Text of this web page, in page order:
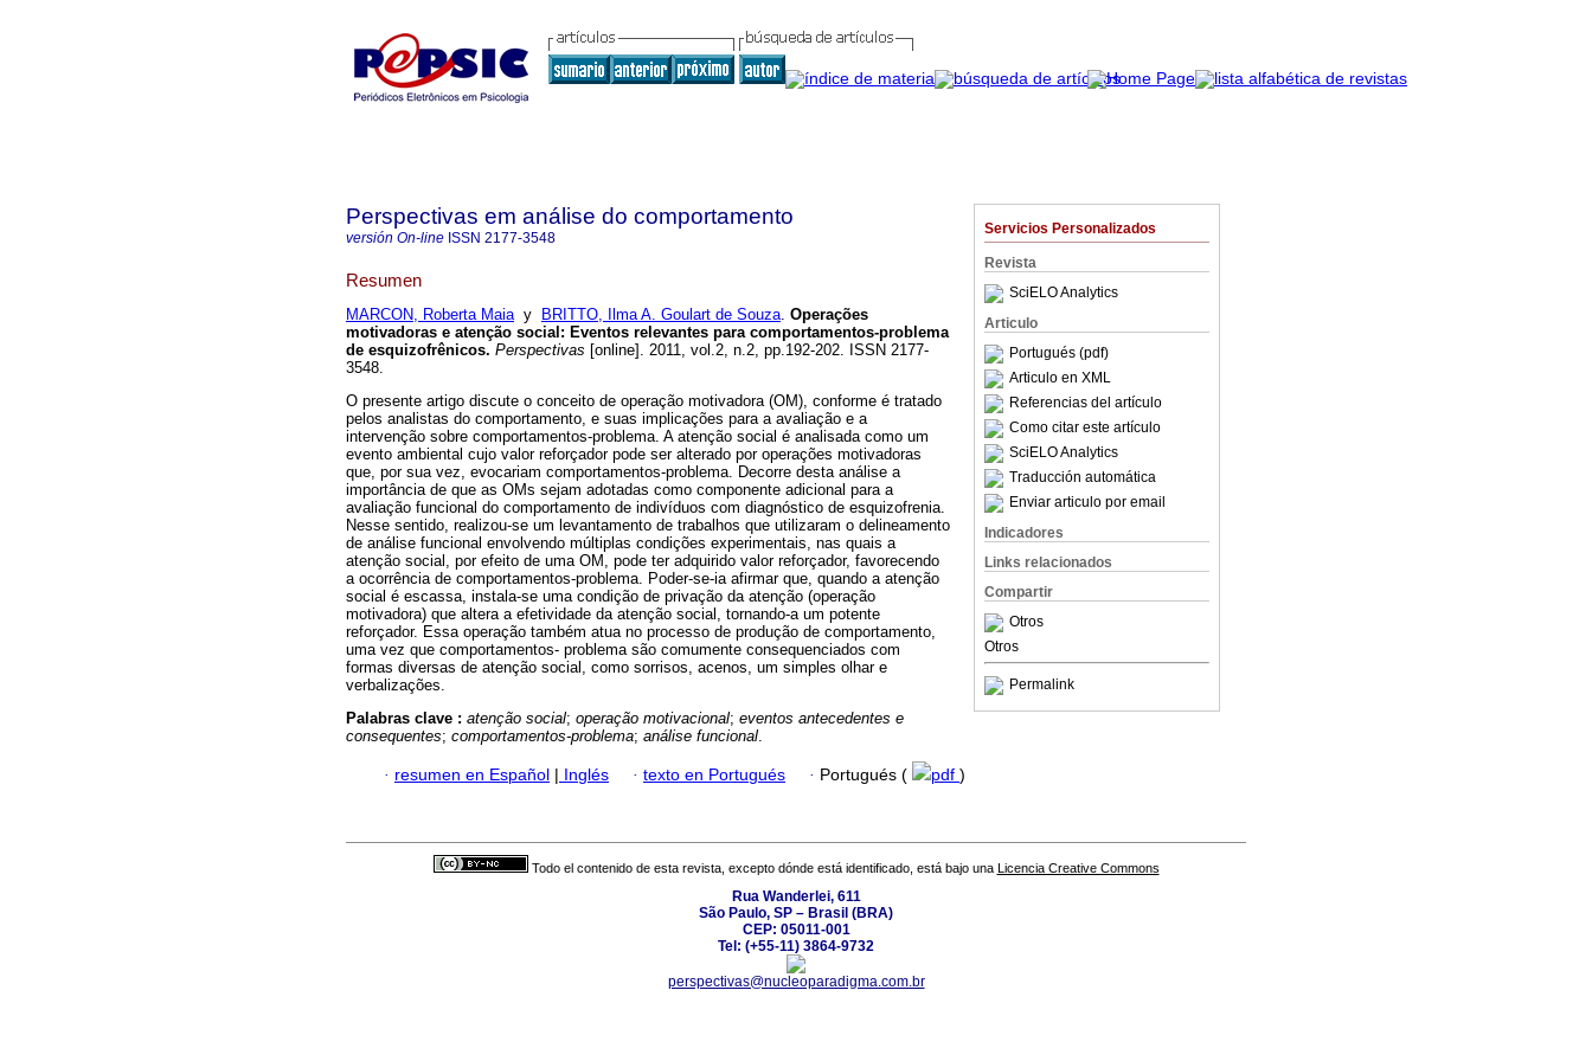
Servicios Personalizados
Revista
SciELO Analytics
Articulo
Portugués (pdf)
Articulo en XML
Referencias del artículo
Como citar este artículo
SciELO Analytics
Traducción automática
Enviar articulo por email
Indicadores
Links relacionados
Compartir
Otros
Otros
Permalink
Perspectivas em análise do comportamento
versión On-line ISSN 2177-3548
Resumen
MARCON, Roberta Maiay BRITTO, Ilma A. Goulart de Souza. Operações
motivadoras e atenção social : Eventos relevantes para comportamentos-problema
de esquizofrênicos. Perspectivas [online]. 2011, vol.2, n.2, pp.192-202. ISSN 2177-
3548.
O presente artigo discute o conceito de operação motivadora (OM), conforme é tratado
pelos analistas do comportamento, e suas implicações para a avaliação e a
intervenção sobre comportamentos-problema. A atenção social é analisada como um
evento ambiental cujo valor reforçador pode ser alterado por operações motivadoras
que, por sua vez, evocariam comportamentos-problema. Decorre desta análise a
importância de que as OMs sejam adotadas como componente adicional para a
avaliação funcional do comportamento de indivíduos com diagnóstico de esquizofrenia.
Nesse sentido, realizou-se um levantamento de trabalhos que utilizaram o delineamento
de análise funcional envolvendo múltiplas condições experimentais, nas quais a
atenção social, por efeito de uma OM, pode ter adquirido valor reforçador, favorecendo
a ocorrência de comportamentos-problema. Poder-se-ia afirmar que, quando a atenção
social é escassa, instala-se uma condição de privação da atenção (operação
motivadora) que altera a efetividade da atenção social, tornando-a um potente
reforçador. Essa operação também atua no processo de produção de comportamento,
uma vez que comportamentos- problema são comumente consequenciados com
formas diversas de atenção social, como sorrisos, acenos, um simples olhar e
verbalizações.
Palabras clave : atenção social; operação motivacional; eventos antecedentes e
consequentes; comportamentos-problema; análise funcional.
· resumen en Español | Inglés · texto en Portugués · Portugués ( pdf )
Todo el contenido de esta revista, excepto dónde está identificado, está bajo una Licencia Creative Commons
Rua Wanderlei, 611
São Paulo, SP – Brasil (BRA)
CEP: 05011-001
Tel: (+55-11) 3864-9732
perspectivas@nucleoparadigma.com.br